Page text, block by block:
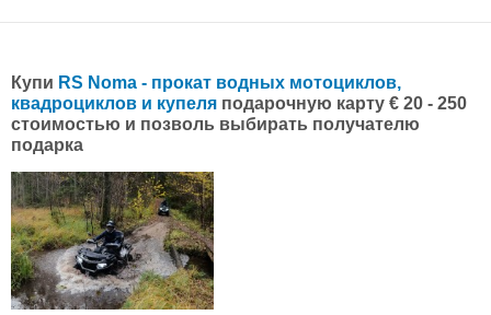
Купи RS Noma - прокат водных мотоциклов,
квадроциклов и купеля подарочную карту € 20 - 250
стоимостью и позволь выбирать получателю
подарка